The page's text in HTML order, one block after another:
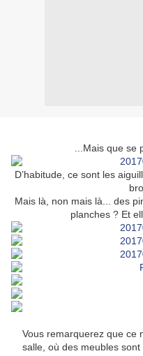
...Mais que se
D’habitude, ce sont les
Mais là, non mais là... des
planches ? Et
Vous remarquerez que ce
salle, où des meubles